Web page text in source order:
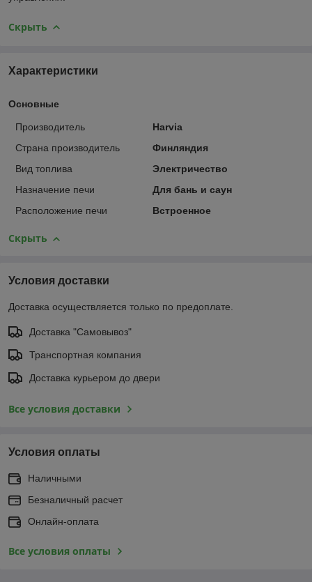
Скрыть
Характеристики
Основные
Производитель
Harvia
Страна производитель
Финляндия
Вид топлива
Электричество
Назначение печи
Для бань и саун
Расположение печи
Встроенное
Скрыть
Условия доставки
Доставка осуществляется только по предоплате.
Доставка "Самовывоз"
Транспортная компания
Доставка курьером до двери
Все условия доставки
Условия оплаты
Наличными
Безналичный расчет
Онлайн-оплата
Все условия оплаты